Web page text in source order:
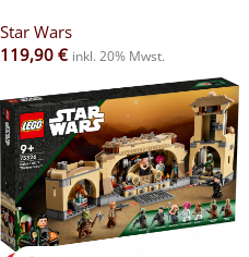
Star Wars
119,90 € inkl. 20% Mwst.